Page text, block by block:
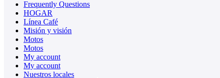
Frequently Questions
HOGAR
Línea Café
Misión y visión
Motos
Motos
My account
My account
Nuestros locales